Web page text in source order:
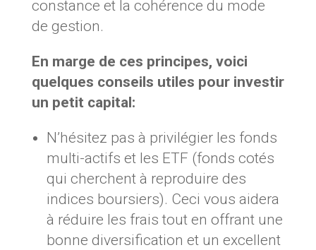
constance et la cohérence du mode
de gestion.
En marge de ces principes, voici
quelques conseils utiles pour investir
un petit capital:
N’hésitez pas à privilégier les fonds
multi-actifs et les ETF (fonds cotés
qui cherchent à reproduire des
indices boursiers). Ceci vous aidera
à réduire les frais tout en offrant une
bonne diversification et un excellent